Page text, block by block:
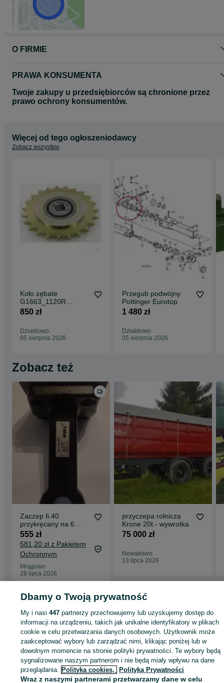
O FIRMIE
PRAWA KONSUMENTA
Twoje zakupy u przedsiębiorców są chronione przez
prawo ochrony konsumentów.
Więcej od tego ogłoszeniodawcy
Zobacz wszystkie
Koło zębate
G1663_1120R
Maschio Gaspardo Z-
850 zł
Działdowo
05 sierpnia 2026
Przegub podwójny
Pottinger Eurotop
1 480 zł
Działdowo
05 sierpnia 2026
Zobacz też
Zaczep fi 40
przykręcany na 6
śrub M 16 100x110
mm, polski produkt
555 zł
581,20 zł z Pakietem
Ochronnym
Mrągowo
28 lipca 2026
przyczepa rolnicza
Krone 20t - wywrotka
75 000 zł
Nowakowo
13 lipca 2026
rolniczych - Warmińsko-mazurskie
Części do maszyn rolniczych - Kisielice
KATEGORIA
ID:849948267 Wyświetlenia:
Dbamy o Twoją prywatność
My i nasi447 partnerzy przechowujemy lub uzyskujemy dostęp do
informacji na urządzeniu, takich jak unikalne identyfikatory w plikach
cookie w celu przetwarzania danych osobowych. Użytkownik może
zaakceptować wybory lub zarządzać nimi, klikając poniżej lub w
dowolnym momencie na stronie polityki prywatności. Te wybory będą
sygnalizowane naszym partnerom i nie będą miały wpływu na dane
przeglądania. Polityka cookies, Polityka Prywatności
Wraz z naszymi partnerami przetwarzamy dane w celu